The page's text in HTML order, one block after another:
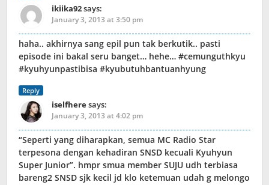
ikiika92says:
January 3, 2013 at 3:50 pm
haha.. akhirnya sang epil pun tak berkutik.. pasti
episode ini bakal seru banget… hehe… #cemunguthkyu
#kyuhyunpastibisa #kyubutuhbantuanhyung
Reply
iselfheresays:
January 3, 2013 at 4:02 pm
“Seperti yang diharapkan, semua MC Radio Star
terpesona dengan kehadiran SNSD kecuali Kyuhyun
Super Junior”. hmpr smua member SUJU udh terbiasa
bareng2 SNSD sjk kecil jd klo ketemuan udah g melongo